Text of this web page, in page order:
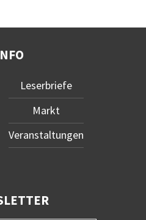
Leserbriefe
Markt
Veranstaltungen